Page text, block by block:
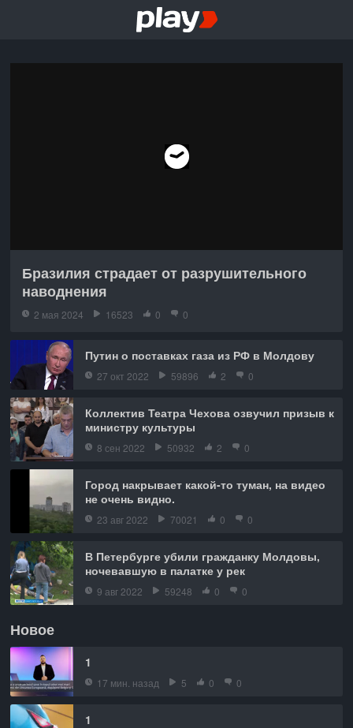
Бразилия страдает от разрушительного
наводнения
2 мая 2024 16523 0 0
Путин о поставках газа из РФ в Молдову
27 окт 2022 59896 2 0
Коллектив Театра Чехова озвучил призыв к
министру культуры
8 сен 2022 50932 2 0
Город накрывает какой-то туман, на видео
не очень видно.
23 авг 2022 70021 0 0
В Петербурге убили гражданку Молдовы,
ночевавшую в палатке у рек
9 авг 2022 59248 0 0
Новое
1
17 мин. назад 5 0 0
1